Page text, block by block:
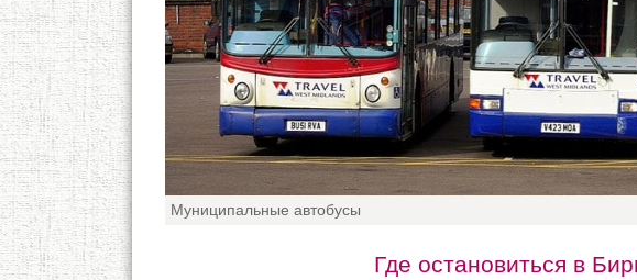
Муниципальные автобусы
Где остановиться в